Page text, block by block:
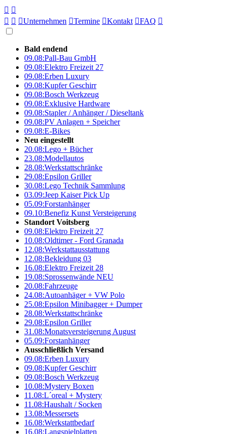
 
  Unternehmen Termine Kontakt FAQ 
Bald endend
09.08:Pall-Bau GmbH
09.08:Elektro Freizeit 27
09.08:Erben Luxury
09.08:Kupfer Geschirr
09.08:Bosch Werkzeug
09.08:Exklusive Hardware
09.08:Stapler / Anhänger / Dieseltank
09.08:PV Anlagen + Speicher
09.08:E-Bikes
Neu eingestellt
20.08:Lego + Bücher
23.08:Modellautos
28.08:Werkstattschränke
29.08:Epsilon Griller
30.08:Lego Technik Sammlung
03.09:Jeep Kaiser Pick Up
05.09:Forstanhänger
09.10:Benefiz Kunst Versteigerung
Standort Voitsberg
09.08:Elektro Freizeit 27
10.08:Oldtimer - Ford Granada
12.08:Werkstattausstattung
12.08:Bekleidung 03
16.08:Elektro Freizeit 28
19.08:Sprossenwände NEU
20.08:Fahrzeuge
24.08:Autoanhäger + VW Polo
25.08:Epsilon Minibagger + Dumper
28.08:Werkstattschränke
29.08:Epsilon Griller
31.08:Monatsversteigerung August
05.09:Forstanhänger
Ausschließlich Versand
09.08:Erben Luxury
09.08:Kupfer Geschirr
09.08:Bosch Werkzeug
10.08:Mystery Boxen
11.08:L´oreal + Mystery
11.08:Haushalt / Socken
13.08:Messersets
16.08:Werkstattbedarf
16.08:Langspielplatten